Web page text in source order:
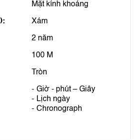
Mặt kính khoáng
Xám
2 năm
100 M
Tròn
Giờ - phút – Giây
Lịch ngày
Chronograph